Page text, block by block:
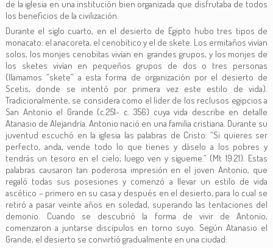
de la iglesia en una institución bien organizada que disfrutaba de todos
los beneficios de la civilización.
Durante el siglo cuarto, en el desierto de Egipto hubo tres tipos de
monacato: el anacoreta, el cenobítico y el de skete. Los ermitaños vivían
solos, los monjes cenobitas vivían en grandes grupos, y los monjes de
los sketes vivían en pequeños grupos de dos o tres personas
(llamamos “skete” a esta forma de organización por el desierto de
Scetis, donde se intentó por primera vez este estilo de vida).
Tradicionalmente, se considera como el líder de los reclusos egipcios a
San Antonio el Grande (c.251- c. 356) cuya vida describe en detalle
Atanasio de Alejandría. Antonio nació en una familia cristiana. Durante su
juventud escuchó en la iglesia las palabras de Cristo: “Si quieres ser
perfecto, anda, vende todo lo que tienes y dáselo a los pobres y
tendrás un tesoro en el cielo; luego ven y sígueme.” (Mt 19:21). Estas
palabras causaron tan poderosa impresión en el joven Antonio, que
regaló todas sus posesiones y comenzó a llevar un estilo de vida
ascético – primero en su casa y después en el desierto, para lo cual se
retiró a pasar veinte años en soledad, superando las tentaciones del
demonio. Cuando se descubrió la forma de vivir de Antonio,
comenzaron a juntarse discípulos en torno suyo. Según Atanasio el
Grande, el desierto se convirtió gradualmente en una ciudad: